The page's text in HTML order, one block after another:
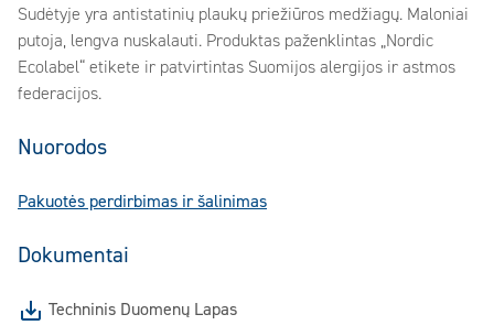
Sudėtyje yra antistatinių plaukų priežiūros medžiagų. Maloniai
putoja, lengva nuskalauti. Produktas paženklintas „Nordic
Ecolabel“ etikete ir patvirtintas Suomijos alergijos ir astmos
federacijos.
Nuorodos
Pakuotės perdirbimas ir šalinimas
Dokumentai
Techninis Duomenų Lapas